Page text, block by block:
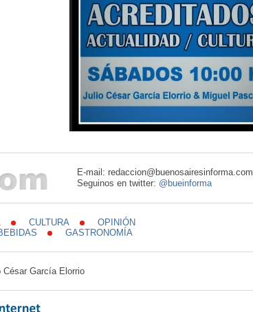
E-mail: redaccion@buenosairesinforma.com
Seguinos en twitter: @bueinforma
CULTURA
OPINIÓN
GASTRONOMÍA
César García Elorrio